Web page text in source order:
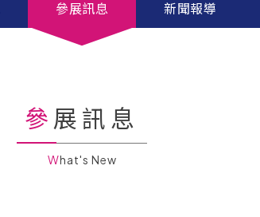
參展訊息 新聞報導
參展訊息
What's New